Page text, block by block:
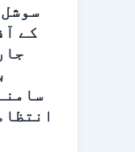
کے